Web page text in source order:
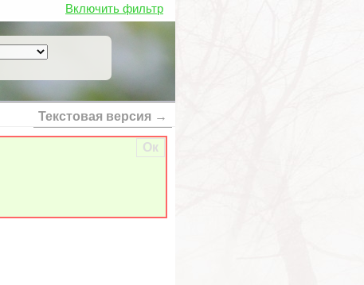
Включить фильтр
Текстовая версия →
Ок